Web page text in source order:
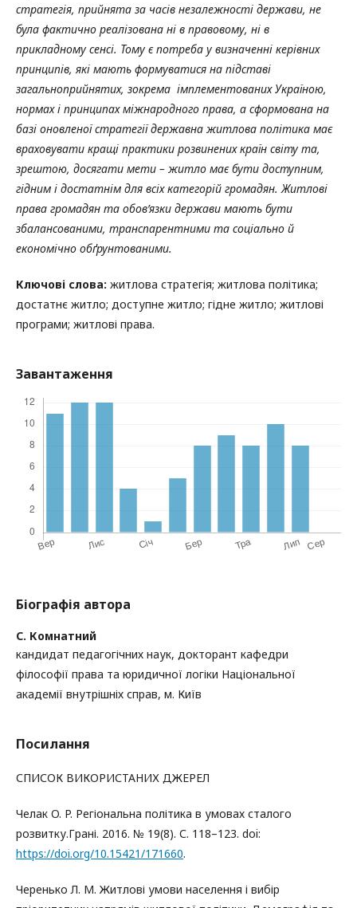
стратегія, прийнята за часів незалежності держави, не
була фактично реалізована ні в правовому, ні в
прикладному сенсі. Тому є потреба у визначенні керівних
принципів, які мають формуватися на підставі
загальноприйнятих, зокрема імплементованих Україною,
нормах і принципах міжнародного права, а сформована на
базі оновленої стратегії державна житлова політика має
враховувати кращі практики розвинених країн світу та,
зрештою, досягати мети – житло має бути доступним,
гідним і достатнім для всіх категорій громадян. Житлові
права громадян та обов’язки держави мають бути
збалансованими, транспарентними та соціально й
економічно обґрунтованими.
Ключові слова: житлова стратегія; житлова політика;
достатнє житло; доступне житло; гідне житло; житлові
програми; житлові права.
Завантаження
Біографія автора
С. Комнатний
кандидат педагогічних наук, докторант кафедри
філософії права та юридичної логіки Національної
академії внутрішніх справ, м. Київ
Посилання
СПИСОК ВИКОРИСТАНИХ ДЖЕРЕЛ
Челак O. P. Регіональна політика в умовах сталого
розвитку.Грані. 2016. № 19(8). С. 118–123. doi:
https://doi.org/10.15421/171660.
Черенько Л. М. Житлові умови населення і вибір